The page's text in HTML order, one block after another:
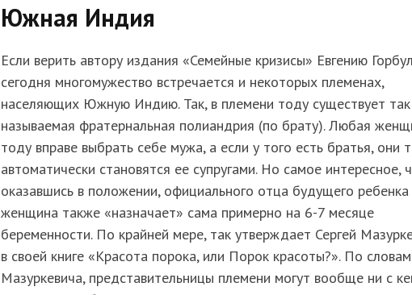
Южная Индия
Если верить автору издания «Семейные кризисы» Евгению
сегодня многомужество встречается и некоторых племенах,
населяющих Южную Индию. Так, в племени тоду существует так
называемая фратернальная полиандрия (по брату). Любая
тоду вправе выбрать себе мужа, а если у того есть братья, они
автоматически становятся ее супругами. Но самое интересное,
оказавшись в положении, официального отца будущего ребенка
женщина также «назначает» сама примерно на 6-7 месяце
беременности. По крайней мере, так утверждает Сергей
в своей книге «Красота порока, или Порок красоты?». По словам
Мазуркевича, представительницы племени могут вообще ни с